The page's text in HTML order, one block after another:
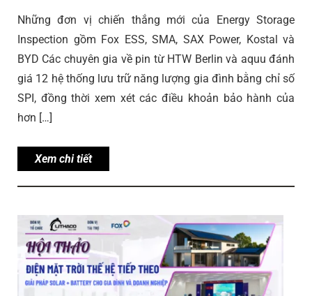
Những đơn vị chiến thắng mới của Energy Storage
Inspection gồm Fox ESS, SMA, SAX Power, Kostal và
BYD Các chuyên gia về pin từ HTW Berlin và aquu đánh
giá 12 hệ thống lưu trữ năng lượng gia đình bằng chỉ số
SPI, đồng thời xem xét các điều khoản bảo hành của
hơn […]
Xem chi tiết